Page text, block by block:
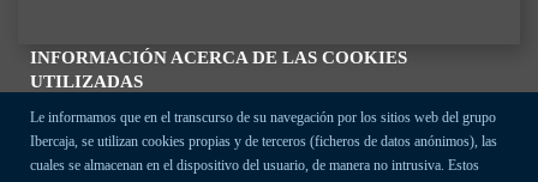
INFORMACIÓN ACERCA DE LAS COOKIES
UTILIZADAS
Le informamos que en el transcurso de su navegación por los sitios web del grupo
Ibercaja, se utilizan cookies propias y de terceros (ficheros de datos anónimos), las
cuales se almacenan en el dispositivo del usuario, de manera no intrusiva. Estos